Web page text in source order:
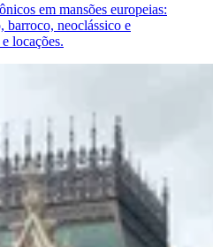
em mansões europeias:
barroco, neoclássico e
locações.